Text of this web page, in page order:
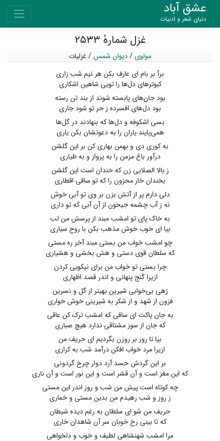
عشق آباد
دنیای شعر و ادبیات
غزل شمارهٔ ۲۵۳۳
مولوی /دیوان شمس/ غزلیات
برآ بر بام ای عارف بکن هر نیم شب زاری
کبوترهای دل‌ها را تویی شاهین اشکاری
بود جان‌های پابسته شوند از بند تن رسته
بود دل‌های افسرده ز حر تو شود جاری
بسی اشکوفه و دل‌ها که بنهادند در گل‌ها
همی‌پایند یاران را به دعوتشان بکن یاری
به کوری دی و بهمن بهاری کن بر این گلشن
درآور باغ مزمن را به پرواز و به طیاری
ز بالا الصلایی زن که خندان است این گلشن
بخندان خار محزون را که تو ساقی اقطاری
دلی دارم پر از آتش بزن بر وی تو آبی خوش
نه ز آب چشمه جیحون از آن آبی که تو داری
به خاک پای تو امشب مبند از پرسش من لب
بیا ای خوب خوش مذهب بکن با روح سیاری
چو امشب خواب من بستی مبند آخر ره مستی
که سلطان قوی دستی و هش بخشی و هشیاری
چرا بستی تو خواب من برای نیکویی کردن
ازیرا گنج پنهانی و اندر قصد اظهاری
زهی بی‌خوابی شیرین بهیتر از گل و نسرین
فزون از شهد و از شکر به شیرینی خوش خواری
به جان پاکت ای ساقی که امشب ترک کن عاقی
که جان از سوز مشتاقی ندارد هیچ صباری
بیا تا روز بر روزن بگردیم ای حریف من
ازیرا مرد خواب افکن درآمد شب به کراری
بر این گردش حسد آرد دوار چرخ گردونی
که این مغز است و آن قشر است و این نور است و آن ناری
چه کوتاه است پیش من شب و روز اندر این مستی
ز روز و شب رهیدم من بدین مستی و خماری
حریف من شو ای سلطان به رغم دیده شیطان
که تا بینی رخ خوبان سر آن شاهدان خاری
مرا امشب شهنشاهی لطیف و خوب و دلخواهی